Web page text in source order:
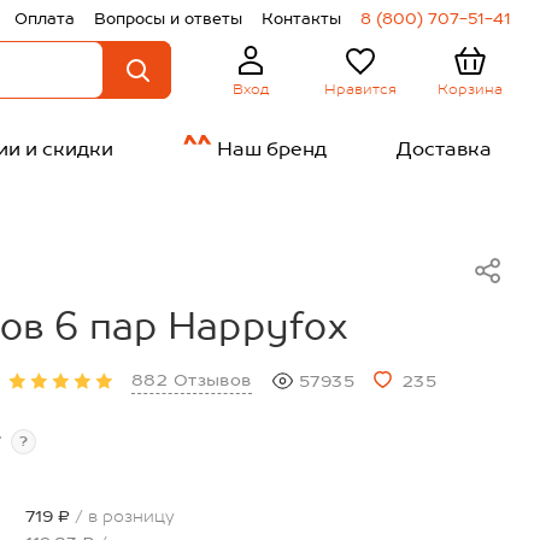
Оплата Вопросы и ответы Контакты 8 (800) 707-51-41
Вход Нравится Корзина
и скидки Наш бренд Доставка
6 пар Happyfox
882 Отзывов 57935 235
?
719 ₽ / в розницу